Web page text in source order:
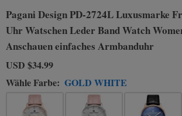
Pagani Design PD-2724L Luxusmarke
Uhr Watschen Leder Band Watch
Anschauen einfaches Armbanduhr
USD $34.99
Wähle Farbe: GOLD WHITE